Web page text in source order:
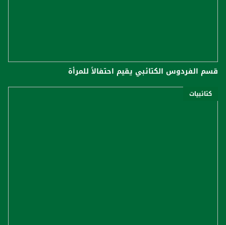
قسم الفردوس الكتائبي يقيم احتفالاً للمرأة
كتائبيات